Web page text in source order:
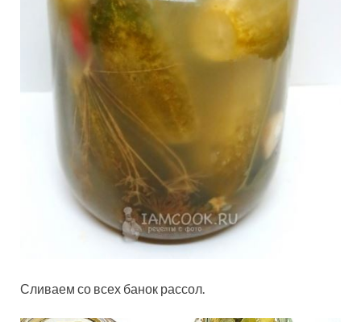
Сливаем со всех банок рассол.